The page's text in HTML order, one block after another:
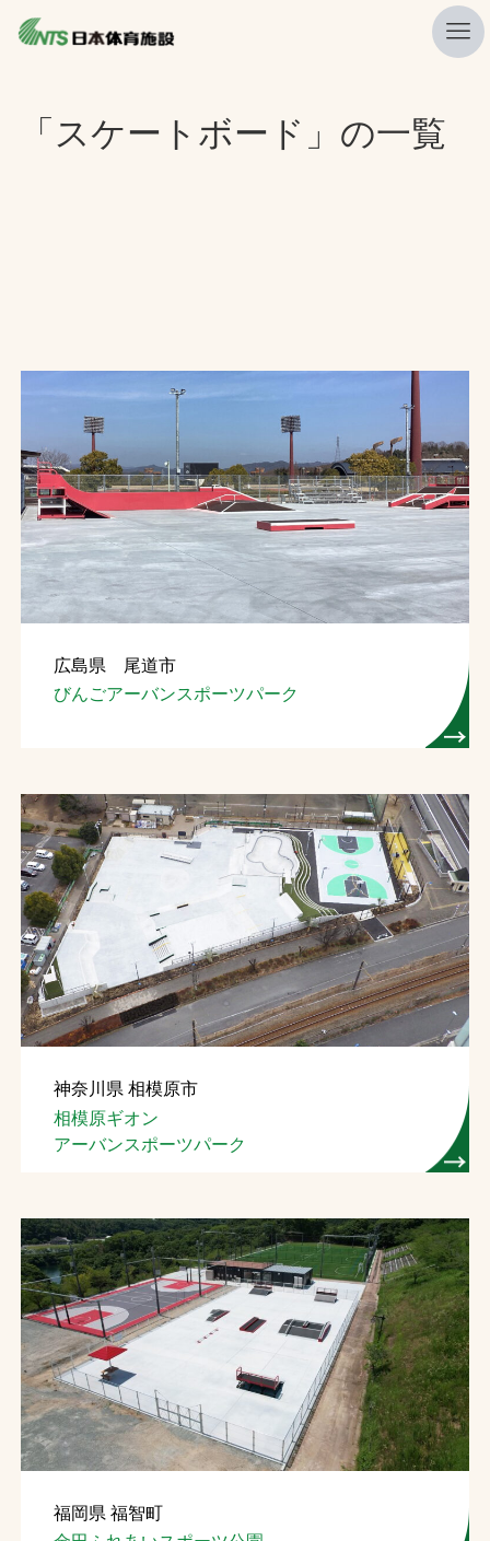
ニュース
会社概要
採用情報
検索
お問合せ
お取引先の皆様へ
ソーシャルメディアポリシー
文字の見えづらさや操作にお困りの方へ
「スケートボード」の一覧
広島県 尾道市
びんごアーバンスポーツパーク
神奈川県 相模原市
相模原ギオン
アーバンスポーツパーク
福岡県 福智町